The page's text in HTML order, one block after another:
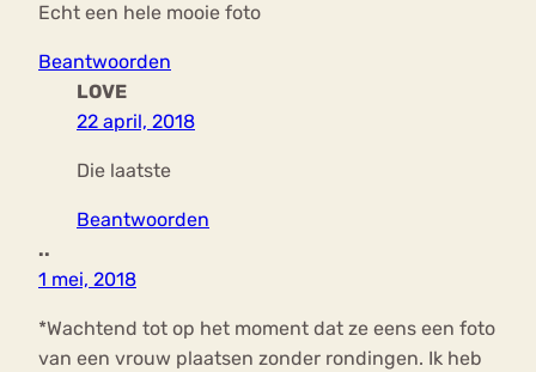
Echt een hele mooie foto
Beantwoorden
LOVE
22 april, 2018
Die laatste
Beantwoorden
..
1 mei, 2018
*Wachtend tot op het moment dat ze eens een foto
van een vrouw plaatsen zonder rondingen. Ik heb